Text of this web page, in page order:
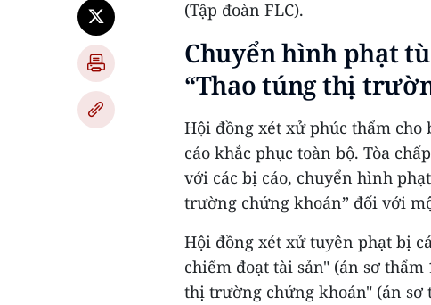
(Tập đoàn FLC).
Chuyển hình phạt
“Thao túng thị
Hội đồng xét xử phúc thẩm
cáo khắc phục toàn bộ. Tòa
với các bị cáo, chuyển hình
trường chứng khoán” đối với
Hội đồng xét xử tuyên phạt bị
chiếm đoạt tài sản" (án sơ
thị trường chứng khoán" (án sơ